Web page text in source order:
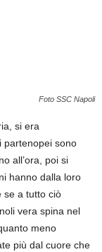
Foto SSC Napoli
si era
partenopei sono
all’ora, poi si
hanno dalla loro
se a tutto ciò
vera spina nel
meno
più dal cuore che